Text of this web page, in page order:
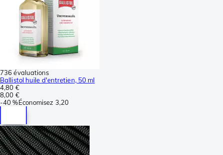
736 évaluations
Ballistol huile d'entretien, 50 ml
4,80 €
8,00 €
-40 %Économisez 3,20